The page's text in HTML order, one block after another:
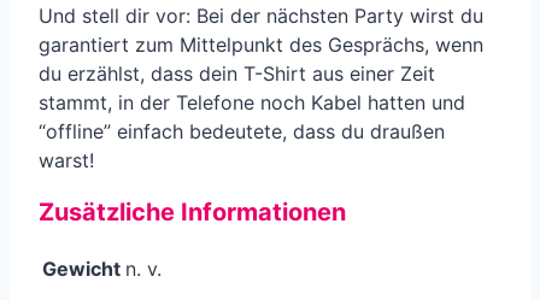
Und stell dir vor: Bei der nächsten Party wirst du
garantiert zum Mittelpunkt des Gesprächs, wenn
du erzählst, dass dein T-Shirt aus einer Zeit
stammt, in der Telefone noch Kabel hatten und
“offline” einfach bedeutete, dass du draußen
warst!
Zusätzliche Informationen
Gewicht n. v.